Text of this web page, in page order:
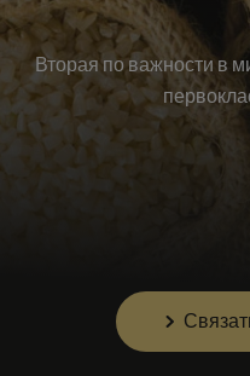
Вторая по важности в